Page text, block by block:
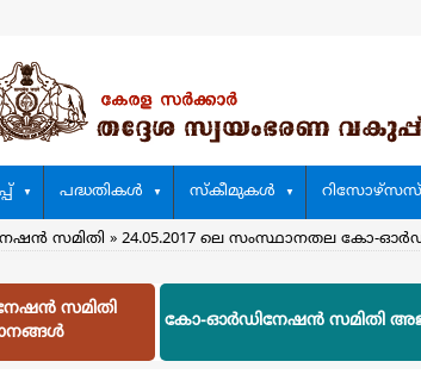
പദ്ധതികള്‍ സ്കീമുകള്‍ റിസോഴ്സസ്
സമിതി 24.05.2017 ലെ സംസ്ഥാനതല കോ-
സമിതി
കോ-ഓര്‍ഡിനേഷന്‍ സമിതി